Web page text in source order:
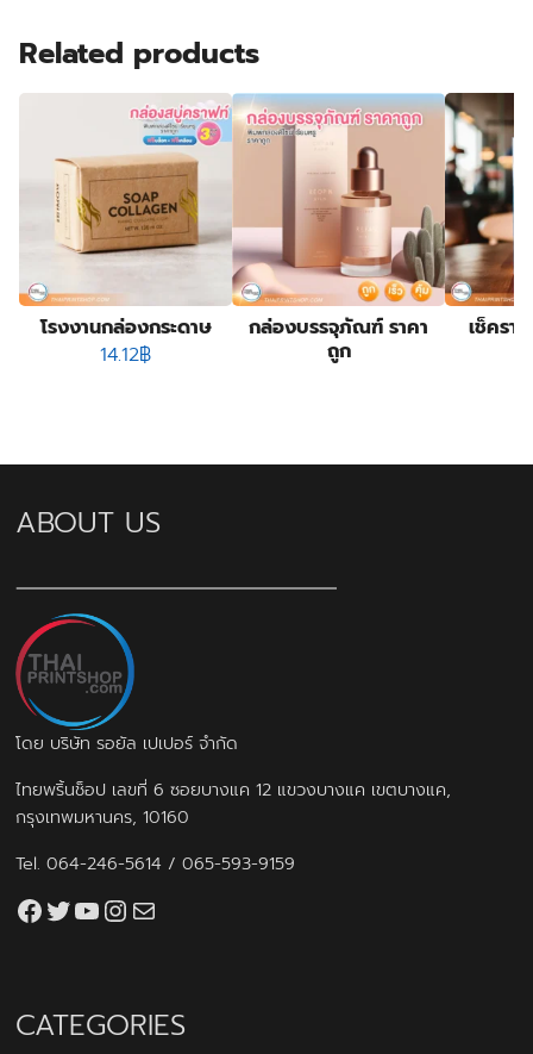
Related products
โรงงานกล่องกระดาษ
14.12฿
กล่องบรรจุภัณฑ์ ราคา
ถูก
เช็ครา
ABOUT US
โดย บริษัท รอยัล เปเปอร์ จำกัด
ไทยพริ้นช็อป เลขที่ 6 ซอยบางแค 12 แขวงบางแค เขตบางแค,
กรุงเทพมหานคร, 10160
Tel.064-246-5614 /065-593-9159
Facebook
Twitter
YouTube
Instagram
thaiprintshop.aw@gmail.com
CATEGORIES